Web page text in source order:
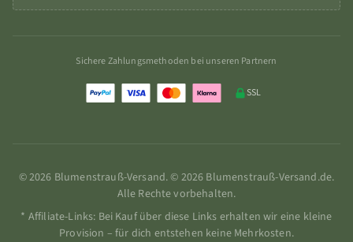
Sichere Zahlungsmethoden bei unseren Partnern
SSL
© 2026 Blumenstrauß-Versand. © 2026 Blumenstrauß-Versand.de.
Alle Rechte vorbehalten.
* Affiliate-Links: Bei Kauf über diese Links erhalten wir eine kleine
Provision – für dich entstehen keine Mehrkosten.